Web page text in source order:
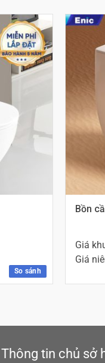
So sánh
Bồn
Giá
Giá
Thông tin chủ sở